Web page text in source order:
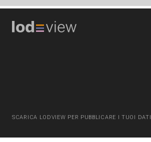
SCARICA LODVIEW PER PUBBLICARE I TUOI DATI